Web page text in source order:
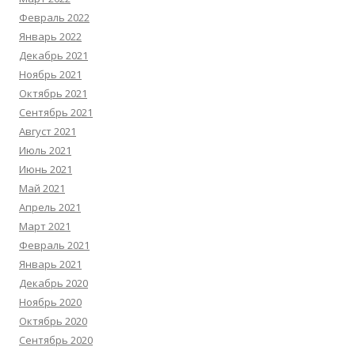
Февраль 2022
Январь 2022
Декабрь 2021
Ноябрь 2021
Октябрь 2021
Сентябрь 2021
Август 2021
Июль 2021
Июнь 2021
Май 2021
Апрель 2021
Март 2021
Февраль 2021
Январь 2021
Декабрь 2020
Ноябрь 2020
Октябрь 2020
Сентябрь 2020